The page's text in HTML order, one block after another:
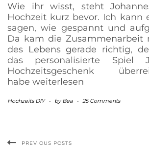
Wie ihr wisst, steht
Hochzeit kurz bevor. Ich kann
sagen, wie gespannt und
Da kam die Zusammenarbeit
des Lebens gerade richtig,
das personalisierte Spiel
Hochzeitsgeschenk
habe weiterlesen
Hochzeits DIY - byBea - 25 Comments
PREVIOUS POSTS